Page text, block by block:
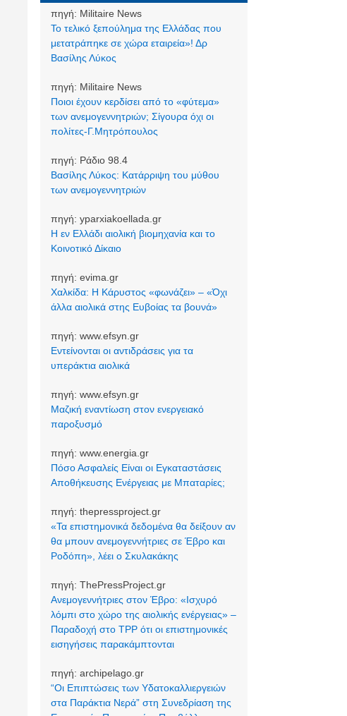
πηγή: Militaire News
Το τελικό ξεπούλημα της Ελλάδας που
μετατράπηκε σε χώρα εταιρεία»! Δρ
Βασίλης Λύκος
πηγή: Militaire News
Ποιοι έχουν κερδίσει από το «φύτεμα»
των ανεμογεννητριών; Σίγουρα όχι οι
πολίτες-Γ.Μητρόπουλος
πηγή: Ράδιο 98.4
Βασίλης Λύκος: Κατάρριψη του μύθου
των ανεμογεννητριών
πηγή: yparxiakoellada.gr
Η εν Ελλάδι αιολική βιομηχανία και το
Κοινοτικό Δίκαιο
πηγή: evima.gr
Χαλκίδα: Η Κάρυστος «φωνάζει» – «Όχι
άλλα αιολικά στης Ευβοίας τα βουνά»
πηγή: www.efsyn.gr
Εντείνονται οι αντιδράσεις για τα
υπεράκτια αιολικά
πηγή: www.efsyn.gr
Μαζική εναντίωση στον ενεργειακό
παροξυσμό
πηγή: www.energia.gr
Πόσο Ασφαλείς Είναι οι Εγκαταστάσεις
Αποθήκευσης Ενέργειας με Μπαταρίες;
πηγή: thepressproject.gr
«Τα επιστημονικά δεδομένα θα δείξουν αν
θα μπουν ανεμογεννήτριες σε Έβρο και
Ροδόπη», λέει ο Σκυλακάκης
πηγή: ThePressProject.gr
Ανεμογεννήτριες στον Έβρο: «Ισχυρό
λόμπι στο χώρο της αιολικής ενέργειας» –
Παραδοχή στο TPP ότι οι επιστημονικές
εισηγήσεις παρακάμπτονται
πηγή: archipelago.gr
“Οι Επιπτώσεις των Υδατοκαλλιεργειών
στα Παράκτια Νερά” στη Συνεδρίαση της